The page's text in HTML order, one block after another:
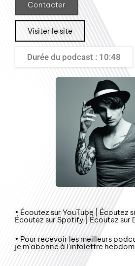
Contacter
Visiter le site
Durée du podcast : 10:48
• Écoutez sur YouTube | Écoutez
Écoutez sur Spotify | Écoutez sur
• Pour recevoir les meilleurs
je m'abonne à l'infolettre